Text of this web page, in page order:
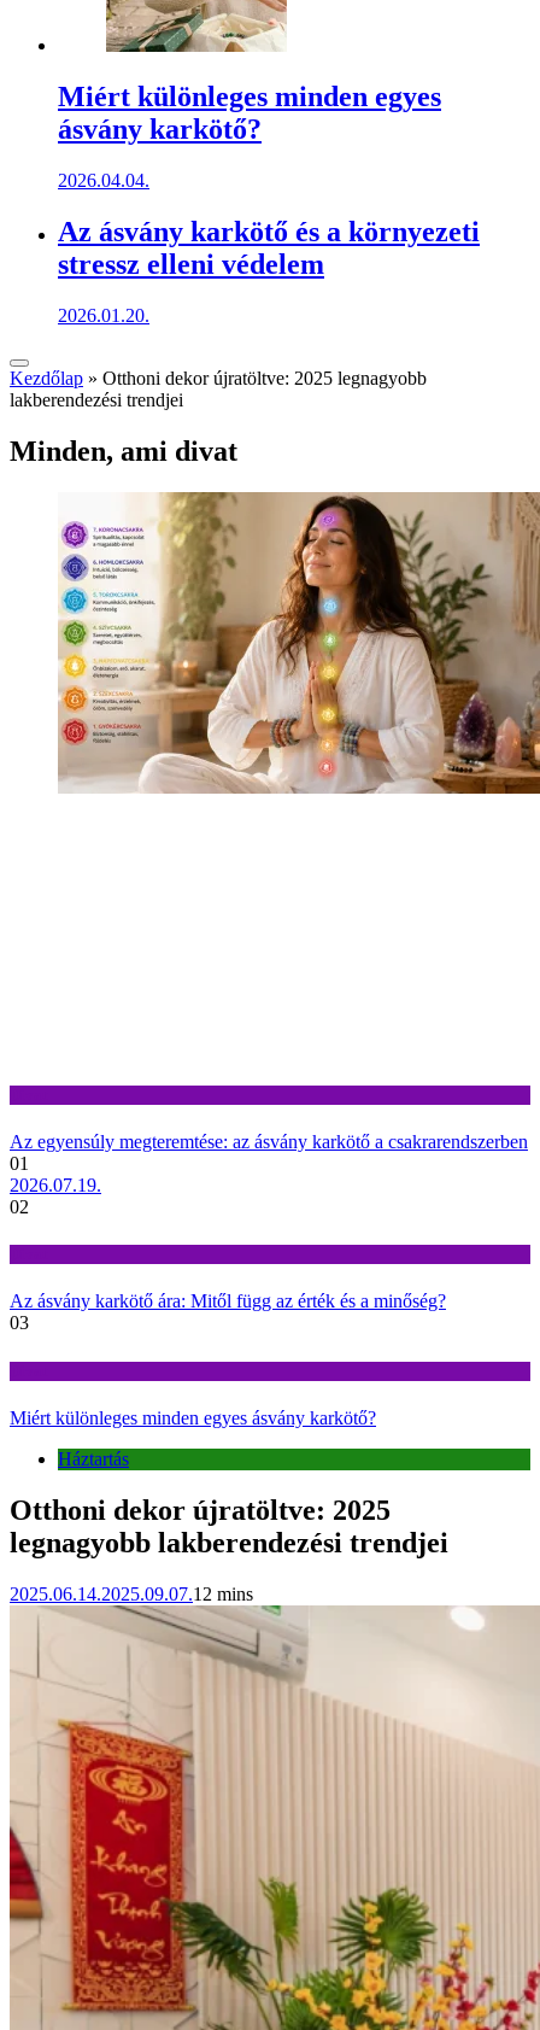
Miért különleges minden egyes
ásvány karkötő?
2026.04.04.
Az ásvány karkötő és a környezeti
stressz elleni védelem
2026.01.20.
Kezdőlap » Otthoni dekor újratöltve: 2025 legnagyobb
lakberendezési trendjei
Minden, ami divat
Az egyensúly megteremtése: az ásvány karkötő a csakrarendszerben
01
2026.07.19.
02
Az ásvány karkötő ára: Mitől függ az érték és a minőség?
03
Miért különleges minden egyes ásvány karkötő?
Háztartás
Otthoni dekor újratöltve: 2025
legnagyobb lakberendezési trendjei
2025.06.14.2025.09.07.12 mins